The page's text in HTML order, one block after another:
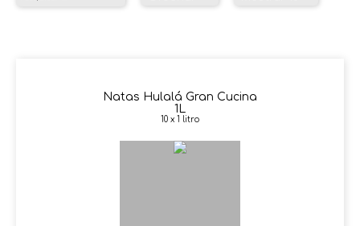
Natas Hulalá Gran Cucina
1L
10 x 1 litro